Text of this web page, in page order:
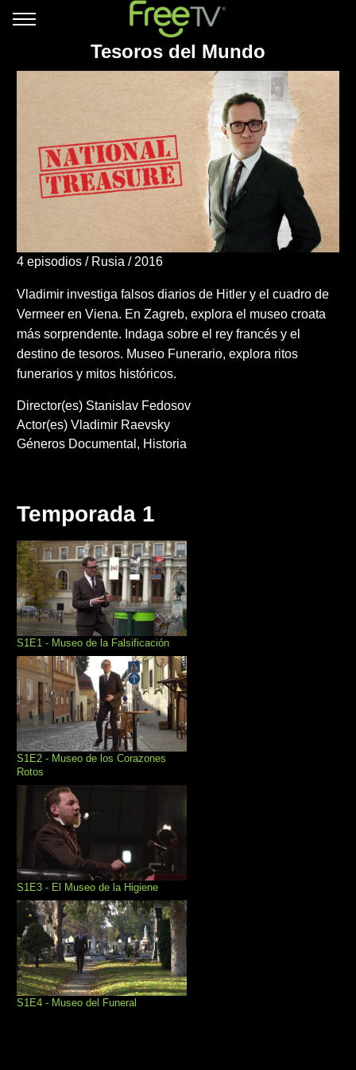
Tesoros del Mundo
4 episodios Rusia 2016
Vladimir investiga falsos diarios de Hitler y el cuadro de
Vermeer en Viena. En Zagreb, explora el museo croata
más sorprendente. Indaga sobre el rey francés y el
destino de tesoros. Museo Funerario, explora ritos
funerarios y mitos históricos.
Director(es) Stanislav Fedosov
Actor(es) Vladimir Raevsky
Géneros Documental Historia
Temporada 1
S1E1 - Museo de la Falsificación
S1E2 - Museo de los Corazones
Rotos
S1E3 - El Museo de la Higiene
S1E4 - Museo del Funeral